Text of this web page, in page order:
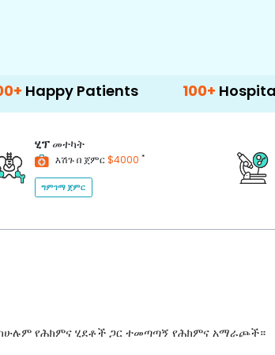
100+Hospitals & Clinics
ሂፕመተካት
እሽጉ በ ጀምር$4000 *
ግምገማ ጀምር
የሕክምና ሂደቶች ጋር ተመጣጣኝ የሕክምና አማራጮች።